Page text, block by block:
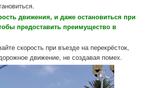
движения, и даже остановиться при
предоставить преимущество в
скорость при въезде на перекрёсток,
движение, не создавая помех.